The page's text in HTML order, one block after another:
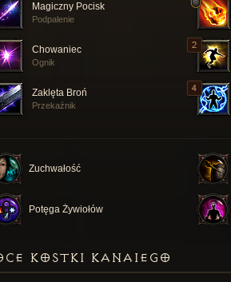
Magiczny Pocisk
Podpalenie
Chowaniec
Ognik
Zaklęta Broń
Przekaźnik
Zuchwałość
Potęga Żywiołów
KOSTKI KANAIEGO